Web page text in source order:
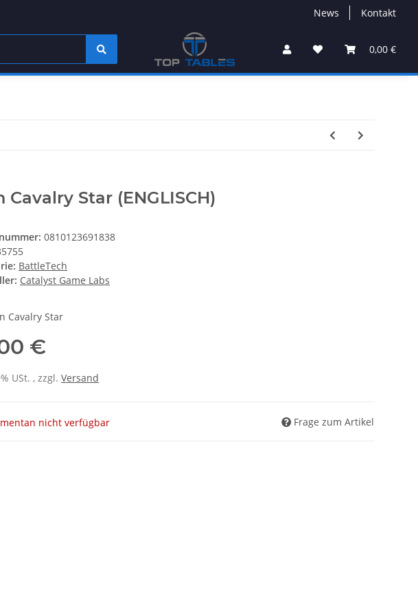
News Kontakt
0,00 €
Cavalry Star (ENGLISCH)
0810123691838
BattleTech
Catalyst Game Labs
Cavalry Star
€
USt. , zzgl. Versand
nicht verfügbar Frage zum Artikel